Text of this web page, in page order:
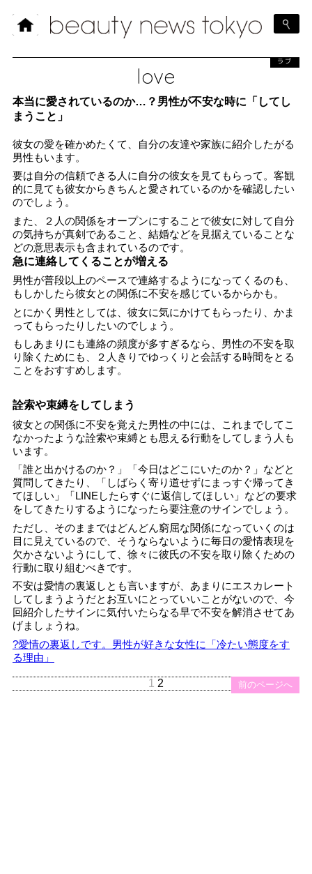
love
ラブ
本当に愛されているのか…？男性が不安な時に「してし
まうこと」
彼女の愛を確かめたくて、自分の友達や家族に紹介したがる
男性もいます。
要は自分の信頼できる人に自分の彼女を見てもらって。客観
的に見ても彼女からきちんと愛されているのかを確認したい
のでしょう。
また、２人の関係をオープンにすることで彼女に対して自分
の気持ちが真剣であること、結婚などを見据えていることな
どの意思表示も含まれているのです。
急に連絡してくることが増える
男性が普段以上のペースで連絡するようになってくるのも、
もしかしたら彼女との関係に不安を感じているからかも。
とにかく男性としては、彼女に気にかけてもらったり、かま
ってもらったりしたいのでしょう。
もしあまりにも連絡の頻度が多すぎるなら、男性の不安を取
り除くためにも、２人きりでゆっくりと会話する時間をとる
ことをおすすめします。
詮索や束縛をしてしまう
彼女との関係に不安を覚えた男性の中には、これまでしてこ
なかったような詮索や束縛とも思える行動をしてしまう人も
います。
「誰と出かけるのか？」「今日はどこにいたのか？」などと
質問してきたり、「しばらく寄り道せずにまっすぐ帰ってき
てほしい」「LINEしたらすぐに返信してほしい」などの要求
をしてきたりするようになったら要注意のサインでしょう。
ただし、そのままではどんどん窮屈な関係になっていくのは
目に見えているので、そうならないように毎日の愛情表現を
欠かさないようにして、徐々に彼氏の不安を取り除くための
行動に取り組むべきです。
不安は愛情の裏返しとも言いますが、あまりにエスカレート
してしまうようだとお互いにとっていいことがないので、今
回紹介したサインに気付いたらなる早で不安を解消させてあ
げましょうね。
?愛情の裏返しです。男性が好きな女性に「冷たい態度をす
る理由」
前のページへ
1 2